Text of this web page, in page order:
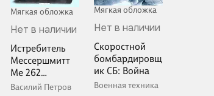
Мягкая обложка
Нет в наличии
Истребитель
Мессершмитт
Me 262
"Sturmvogel"
Василий Петров
Мягкая обложка
Нет в наличии
Скоростной
бомбардировщ
ик СБ: Война
Военная техника